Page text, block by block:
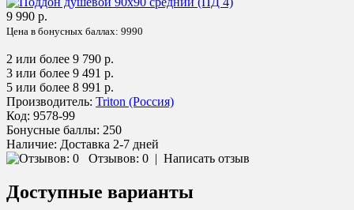
9 990 р.
Цена в бонусных баллах: 9990
2 или более 9 790 р.
3 или более 9 491 р.
5 или более 8 991 р.
Производитель: Triton (Россия)
Код: 9578-99
Бонусные баллы: 250
Наличие: Доставка 2-7 дней
Отзывов: 0 | Написать отзыв
Доступные варианты